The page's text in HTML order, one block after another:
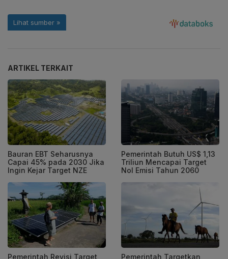
ARTIKEL TERKAIT
Bauran EBT Seharusnya
Capai 45% pada 2030 Jika
Ingin Kejar Target NZE
Pemerintah Butuh US$ 1,13
Triliun Mencapai Target
Nol Emisi Tahun 2060
Pemerintah Revisi Target
Pemerintah Targetkan